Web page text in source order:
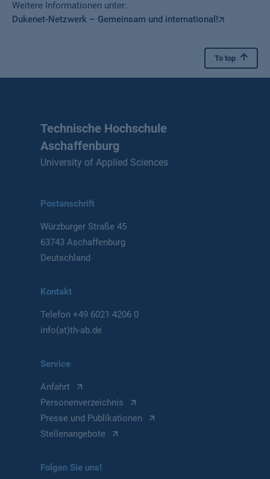
Weitere Informationen unter:
Dukenet-Netzwerk – Gemeinsam und international!
To top
Technische Hochschule
Aschaffenburg
University of Applied Sciences
Postanschrift
Würzburger Straße 45
63743 Aschaffenburg
Deutschland
Kontakt
Telefon+49 6021 4206 0
info(at)th-ab.de
Service
Anfahrt
Personenverzeichnis
Presse und Publikationen
Stellenangebote
Folgen Sie uns!